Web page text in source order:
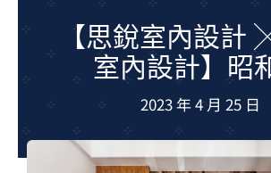
【思銳室內設計
室內設計】昭
2023 年 4 月 25 日